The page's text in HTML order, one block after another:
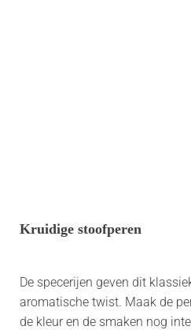
Kruidige stoofperen
De specerijen geven dit
aromatische twist. Maak de
de kleur en de smaken nog